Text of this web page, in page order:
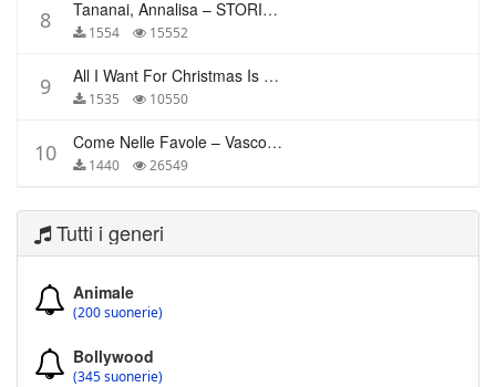
8 Tananai, Annalisa – STORIE BREVI
1554 15552
9 All I Want For Christmas Is You – Mariah Carey
1535 10550
10 Come Nelle Favole – Vasco Rossi
1440 26549
Tutti i generi
Animale
(200 suonerie)
Bollywood
(345 suonerie)